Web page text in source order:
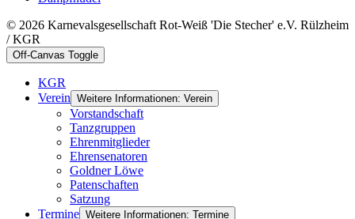
© 2026 Karnevalsgesellschaft Rot-Weiß 'Die Stecher' e.V. Rülzheim
/ KGR
Off-Canvas Toggle
KGR
Verein Weitere Informationen: Verein
Vorstandschaft
Tanzgruppen
Ehrenmitglieder
Ehrensenatoren
Goldner Löwe
Patenschaften
Satzung
Termine Weitere Informationen: Termine